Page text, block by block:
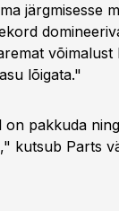
järgmisesse
võimalust
lõigata."
on pakkuda
kutsub Parts